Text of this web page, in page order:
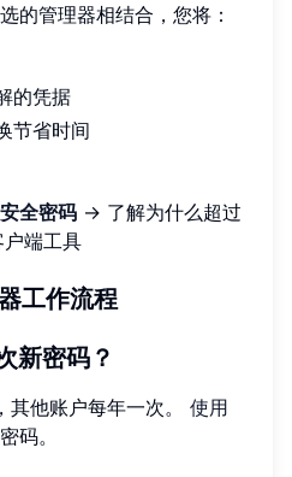
的管理器相结合，您将：
的凭据
节省时间
全密码 → 了解为什么超过
端工具
工作流程
新密码？
他账户每年一次。 使用
码。